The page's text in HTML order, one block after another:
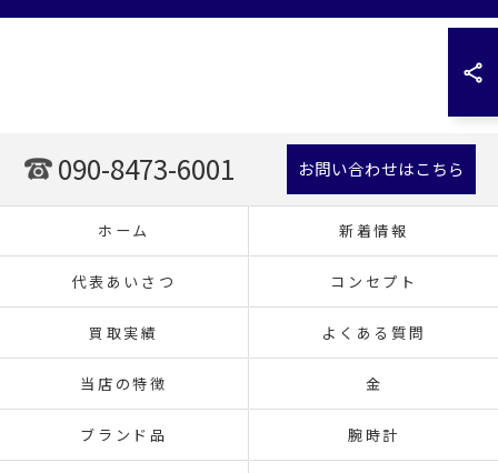
090-8473-6001 お問い合わせはこちら
ホーム 新着情報
代表あいさつ コンセプト
買取実績 よくある質問
当店の特徴 金
ブランド品 腕時計